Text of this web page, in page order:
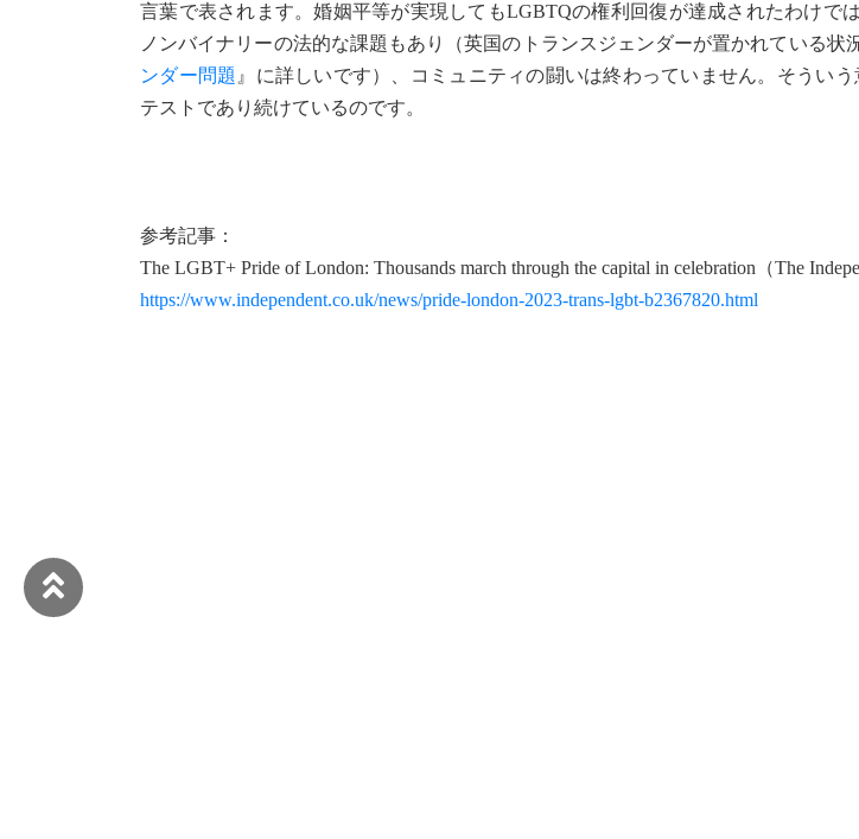
言葉で表されます。婚姻平等が実現してもLGBTQの権利回復が達成されたわけで
ノンバイナリーの法的な課題もあり（英国のトランスジェンダーが置かれている状
ンダー問題 』に詳しいです）、コミュニティの闘いは終わっていません。そういう
テストであり続けているのです。
参考記事：
The LGBT+ Pride of London: Thousands march through the capital in celebration（The
https://www.independent.co.uk/news/pride-london-2023-trans-lgbt-b2367820.html